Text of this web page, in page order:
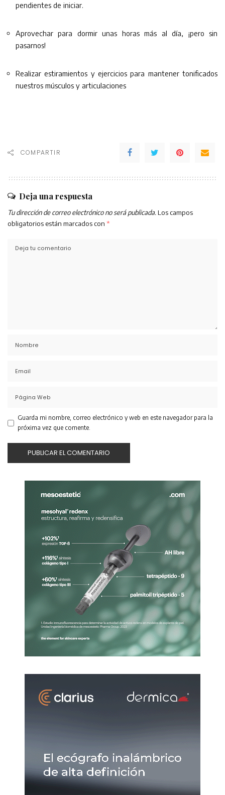
pendientes de iniciar.
Aprovechar para dormir unas horas más al día, ¡pero sin
pasarnos!
Realizar estiramientos y ejercicios para mantener tonificados
nuestros músculos y articulaciones
COMPARTIR
Deja una respuesta
Tu dirección de correo electrónico no será publicada.Los campos
obligatorios están marcados con *
Guarda mi nombre, correo electrónico y web en este navegador para la
próxima vez que comente.